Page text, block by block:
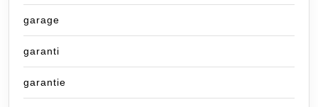
garage
garanti
garantie